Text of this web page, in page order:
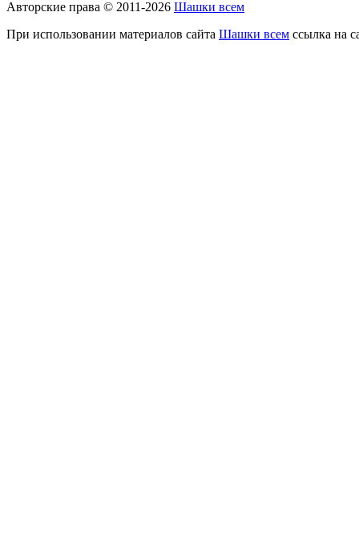
Авторские права © 2011-2026 Шашки всем
При использовании материалов сайта Шашки всем ссылка на